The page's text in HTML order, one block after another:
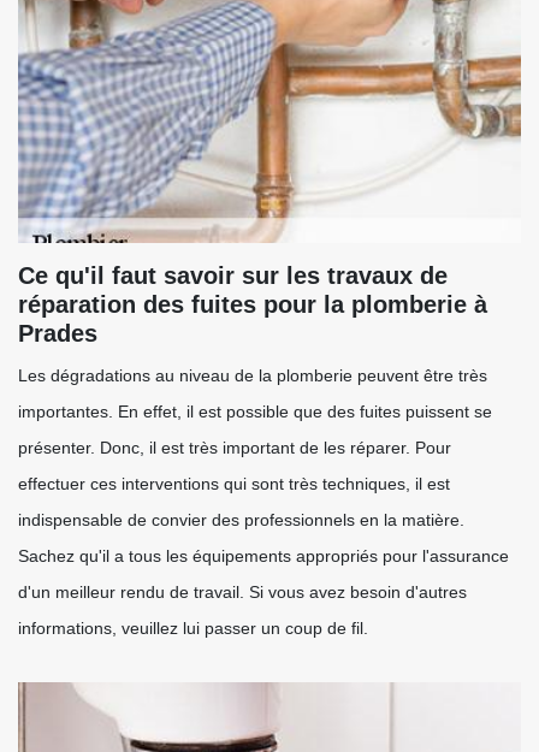
Ce qu'il faut savoir sur les travaux de
réparation des fuites pour la plomberie à
Prades
Les dégradations au niveau de la plomberie peuvent être très
importantes. En effet, il est possible que des fuites puissent se
présenter. Donc, il est très important de les réparer. Pour
effectuer ces interventions qui sont très techniques, il est
indispensable de convier des professionnels en la matière.
Sachez qu'il a tous les équipements appropriés pour l'assurance
d'un meilleur rendu de travail. Si vous avez besoin d'autres
informations, veuillez lui passer un coup de fil.